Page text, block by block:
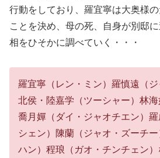
行動をしており、羅宜寧は大奥様
ことを決め、母の死、自身が別邸
相をひそかに調べていく・・・
羅宜寧（レン・ミン）羅慎遠（
北侯・陸嘉学（ツーシャー）林海
喬月嬋（ダイ・ジャオチエン）
シェン）陳蘭（ジャオ・ズーチ
ハン）程琅（ガオ・チンチェン